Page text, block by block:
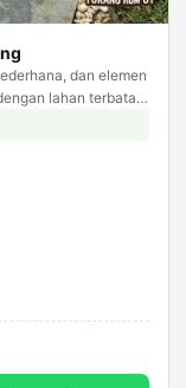
dan elemen
lahan terbatas,